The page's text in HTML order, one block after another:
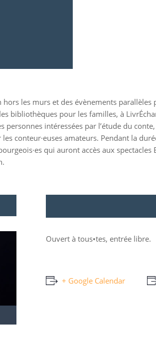
hors les murs et des évènements
bibliothèques pour les familles, à
personnes intéressées par l’étude du
conteur·euses amateurs. Pendant la
qui auront accès aux
Ouvert à tous•tes, entrée libre.
+ Google Calendar